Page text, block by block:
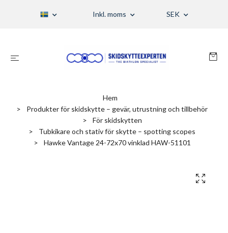
Inkl. moms SEK
Hem
Produkter för skidskytte – gevär, utrustning och tillbehör
För skidskytten
Tubkikare och stativ för skytte – spotting scopes
Hawke Vantage 24-72x70 vinklad HAW-51101